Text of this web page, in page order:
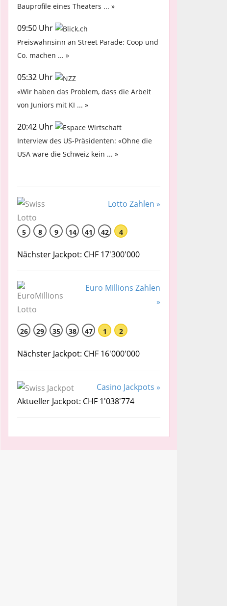
Bauprofile eines Theaters ... »
09:50 Uhr
Preiswahnsinn an Street Parade: Coop und
Co. machen ... »
05:32 Uhr
«Wir haben das Problem, dass die Arbeit
von Juniors mit KI ... »
20:42 Uhr
Interview des US-Präsidenten: «Ohne die
USA wäre die Schweiz kein ... »
Lotto Zahlen »
5 8 9 14 41 42 4
Nächster Jackpot: CHF 17'300'000
Euro Millions Zahlen
»
26 29 35 38 47 1 2
Nächster Jackpot: CHF 16'000'000
Casino Jackpots »
Aktueller Jackpot: CHF 1'038'774